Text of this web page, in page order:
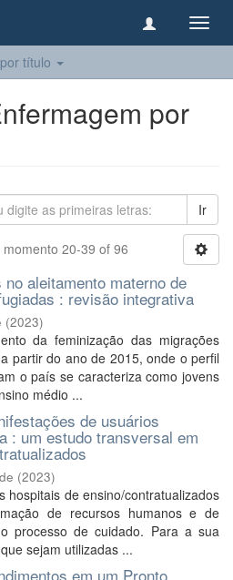
título
por
Ir
20-39 of 96
aleitamento materno de
: revisão integrativa
(2023)
da feminização das migrações
partir do ano de 2015, onde o perfil
o país se caracteriza como jovens
médio ...
de usuários
: um estudo transversal em
(2023)
hospitais de ensino/contratualizados
de recursos humanos e de
processo de cuidado. Para a sua
sejam utilizadas ...
em um Pronto